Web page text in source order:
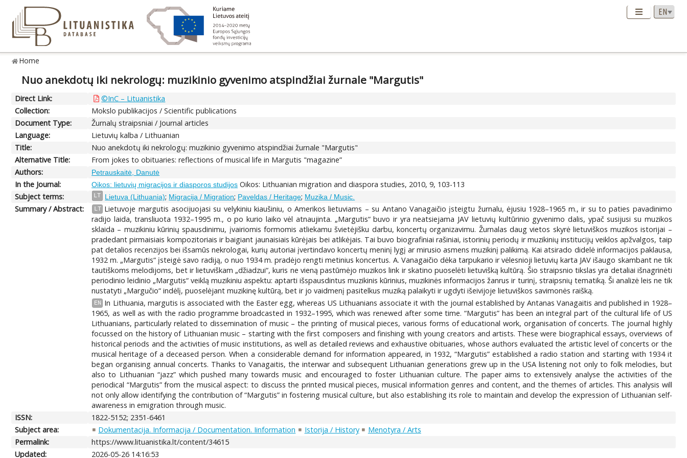
Home
Nuo anekdotų iki nekrologų: muzikinio gyvenimo atspindžiai žurnale "Margutis"
Direct Link:
©InC – Lituanistika
Collection:
Mokslo publikacijos / Scientific publications
Document Type:
Žurnalų straipsniai / Journal articles
Language:
Lietuvių kalba / Lithuanian
Title:
Nuo anekdotų iki nekrologų: muzikinio gyvenimo atspindžiai žurnale "Margutis"
Alternative Title:
From jokes to obituaries: reflections of musical life in Margutis "magazine”
Authors:
Petrauskaitė, Danutė
In the Journal: Oikos: lietuvių migracijos ir diasporos studijos Oikos: Lithuanian migration and diaspora studies, 2010, 9, 103-113
Subject terms:
LT Lietuva (Lithuania); Migracija / Migration; Paveldas / Heritage; Muzika / Music.
Summary / Abstract: LT Lietuvoje margutis asocijuojasi su velykiniu kiaušiniu, o Amerikos lietuviams – su Antano Vanagaičio įsteigtu žurnalu, ėjusiu 1928–1965 m., ir su to paties pavadinimo
radijo laida, transliuota 1932–1995 m., o po kurio laiko vėl atnaujinta. „Margutis“ buvo ir yra neatsiejama JAV lietuvių kultūrinio gyvenimo dalis, ypač susijusi su muzikos
sklaida – muzikiniu kūrinių spausdinimu, įvairiomis formomis atliekamu švietėjišku darbu, koncertų organizavimu. Žurnalas daug vietos skyrė lietuviškos muzikos istorijai –
pradedant pirmaisiais kompozitoriais ir baigiant jaunaisiais kūrėjais bei atlikėjais. Tai buvo biografiniai rašiniai, istorinių periodų ir muzikinių institucijų veiklos apžvalgos, taip
pat detalios recenzijos bei išsamūs nekrologai, kurių autoriai įvertindavo koncertų meninį lygį ar mirusio asmens muzikinį palikimą. Kai atsirado didelė informacijos paklausa,
1932 m. „Margutis“ įsteigė savo radiją, o nuo 1934 m. pradėjo rengti metinius koncertus. A. Vanagaičio dėka tarpukario ir vėlesnioji lietuvių karta JAV išaugo skambant ne tik
tautiškoms melodijoms, bet ir lietuviškam „džiadzui“, kuris ne vieną pastūmėjo muzikos link ir skatino puoselėti lietuvišką kultūrą. Šio straipsnio tikslas yra detaliai išnagrinėti
periodinio leidinio „Margutis“ veiklą muzikiniu aspektu: aptarti išspausdintus muzikinis kūrinius, muzikinės informacijos žanrus ir turinį, straipsnių tematiką. Ši analizė leis ne tik
nustatyti „Margučio“ indėlį, puoselėjant muzikinę kultūrą, bet ir jo vaidmenį pasitelkus muziką palaikyti ir ugdyti išeivijoje lietuviškos savimonės raišką.
EN
In Lithuania, margutis is associated with the Easter egg, whereas US Lithuanians associate it with the journal established by Antanas Vanagaitis and published in 1928–
1965, as well as with the radio programme broadcasted in 1932–1995, which was renewed after some time. “Margutis” has been an integral part of the cultural life of US
Lithuanians, particularly related to dissemination of music – the printing of musical pieces, various forms of educational work, organisation of concerts. The journal highly
focussed on the history of Lithuanian music – starting with the first composers and finishing with young creators and artists. These were biographical essays, overviews of
historical periods and the activities of music institutions, as well as detailed reviews and exhaustive obituaries, whose authors evaluated the artistic level of concerts or the
musical heritage of a deceased person. When a considerable demand for information appeared, in 1932, “Margutis” established a radio station and starting with 1934 it
began organising annual concerts. Thanks to Vanagaitis, the interwar and subsequent Lithuanian generations grew up in the USA listening not only to folk melodies, but
also to Lithuanian “jazz” which pushed many towards music and encouraged to foster Lithuanian culture. The paper aims to extensively analyse the activities of the
periodical “Margutis” from the musical aspect: to discuss the printed musical pieces, musical information genres and content, and the themes of articles. This analysis will
not only allow identifying the contribution of “Margutis” in fostering musical culture, but also establishing its role to maintain and develop the expression of Lithuanian self-
awareness in emigration through music.
ISSN:
1822-5152; 2351-6461
Subject area:
Dokumentacija. Informacija / Documentation. Iinformation Istorija / History
Menotyra / Arts
Permalink:
https://www.lituanistika.lt/content/34615
Updated:
2026-05-26 14:16:53